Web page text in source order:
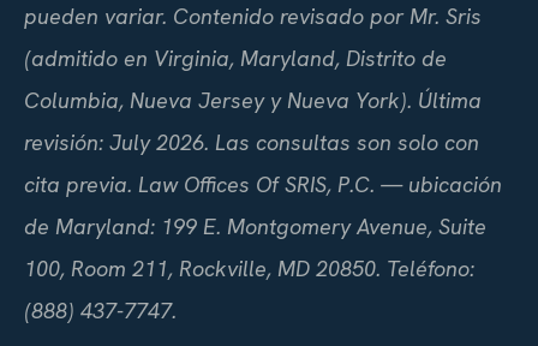
pueden variar. Contenido revisado por Mr. Sris
(admitido en Virginia, Maryland, Distrito de
Columbia, Nueva Jersey y Nueva York). Última
revisión: July 2026. Las consultas son solo con
cita previa. Law Offices Of SRIS, P.C. — ubicación
de Maryland: 199 E. Montgomery Avenue, Suite
100, Room 211, Rockville, MD 20850. Teléfono:
(888) 437-7747.